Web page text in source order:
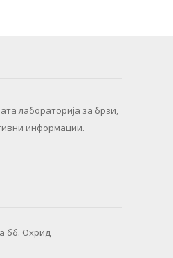
лабораторија за брзи,
информации.
бб. Охрид